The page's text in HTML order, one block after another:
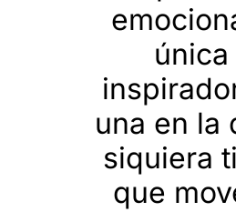
única
una en la
siquiera
que